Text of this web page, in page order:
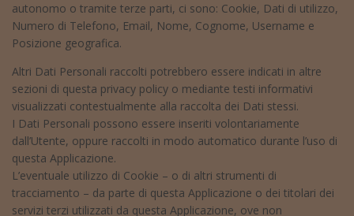
autonomo o tramite terze parti, ci sono: Cookie, Dati di utilizzo,
Numero di Telefono, Email, Nome, Cognome, Username e
Posizione geografica.
Altri Dati Personali raccolti potrebbero essere indicati in altre
sezioni di questa privacy policy o mediante testi informativi
visualizzati contestualmente alla raccolta dei Dati stessi.
I Dati Personali possono essere inseriti volontariamente
dall’Utente, oppure raccolti in modo automatico durante l’uso di
questa Applicazione.
L’eventuale utilizzo di Cookie – o di altri strumenti di
tracciamento – da parte di questa Applicazione o dei titolari dei
servizi terzi utilizzati da questa Applicazione, ove non